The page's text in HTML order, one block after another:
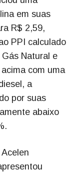
em suas
R$ 2,59,
PPI calculado
Natural e
com uma
a
por suas
abaixo